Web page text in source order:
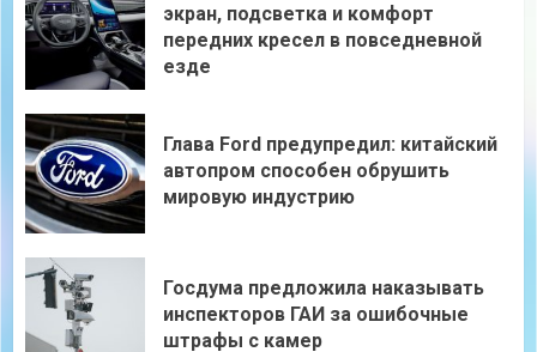
экран, подсветка и комфорт
передних кресел в повседневной
езде
Глава Ford предупредил: китайский
автопром способен обрушить
мировую индустрию
Госдума предложила наказывать
инспекторов ГАИ за ошибочные
штрафы с камер